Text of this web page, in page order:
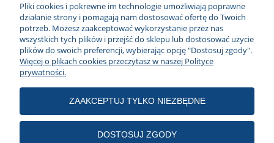
Modne Meble, ul. Hutnicza 40, 81-061 Gdynia, tel. 511 164 577, tel.
58 625 92 62, biuro@modnemeble.com
POKAŻ PEŁNĄ WERSJĘ STRONY
Sklep internetowy Shoper.pl
Pliki cookies i pokrewne im technologie umożliwiają poprawne
działanie strony i pomagają nam dostosować ofertę do Twoich
potrzeb. Możesz zaakceptować wykorzystanie przez nas
wszystkich tych plików i przejść do sklepu lub dostosować użycie
plików do swoich preferencji, wybierając opcję "Dostosuj zgody".
Więcej o plikach cookies przeczytasz w naszej Polityce
prywatności.
ZAAKCEPTUJ TYLKO NIEZBĘDNE
DOSTOSUJ ZGODY